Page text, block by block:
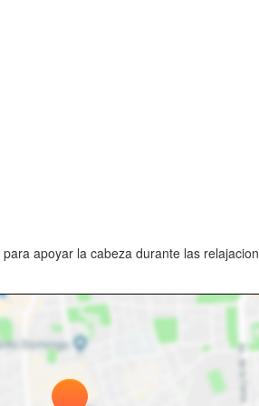
apoyar la cabeza durante las